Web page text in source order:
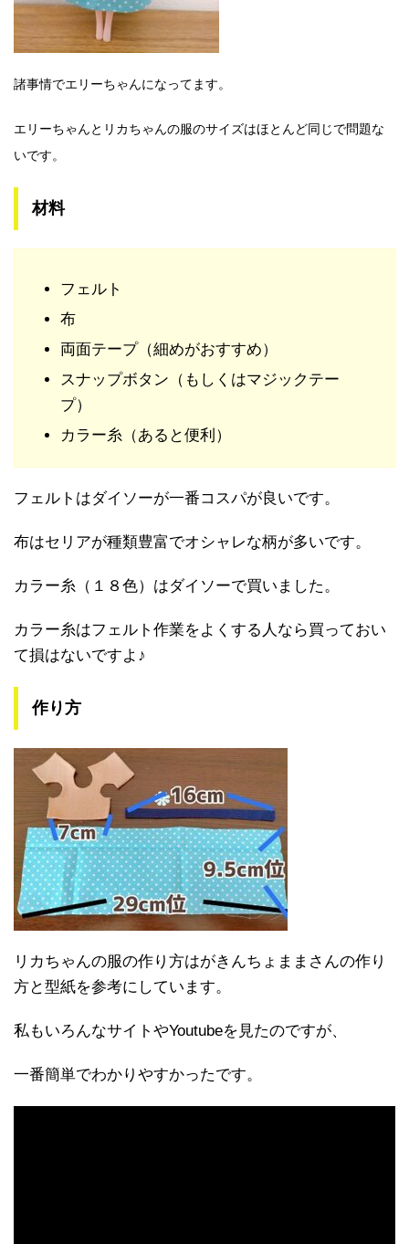
諸事情でエリーちゃんになってます。
エリーちゃんとリカちゃんの服のサイズはほとんど同じで問題な
いです。
材料
フェルト
布
両面テープ（細めがおすすめ）
スナップボタン（もしくはマジックテー
プ）
カラー糸（あると便利）
フェルトはダイソーが一番コスパが良いです。
布はセリアが種類豊富でオシャレな柄が多いです。
カラー糸（１８色）はダイソーで買いました。
カラー糸はフェルト作業をよくする人なら買っておい
て損はないですよ♪
作り方
リカちゃんの服の作り方はがきんちょままさんの作り
方と型紙を参考にしています。
私もいろんなサイトやYoutubeを見たのですが、
一番簡単でわかりやすかったです。